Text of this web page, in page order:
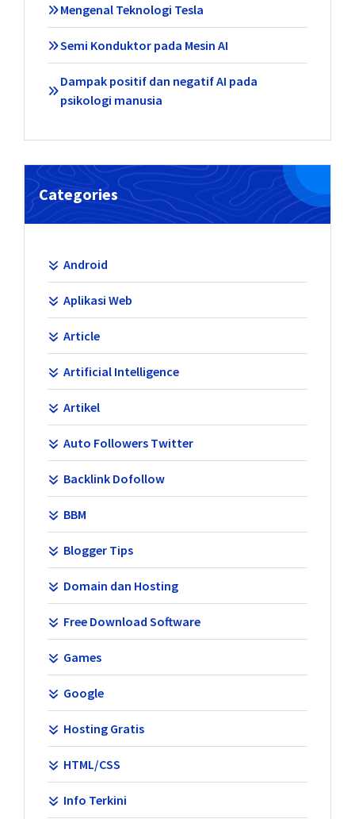
Mengenal Teknologi Tesla
Semi Konduktor pada Mesin AI
Dampak positif dan negatif AI pada
psikologi manusia
Categories
Android
Aplikasi Web
Article
Artificial Intelligence
Artikel
Auto Followers Twitter
Backlink Dofollow
BBM
Blogger Tips
Domain dan Hosting
Free Download Software
Games
Google
Hosting Gratis
HTML/CSS
Info Terkini